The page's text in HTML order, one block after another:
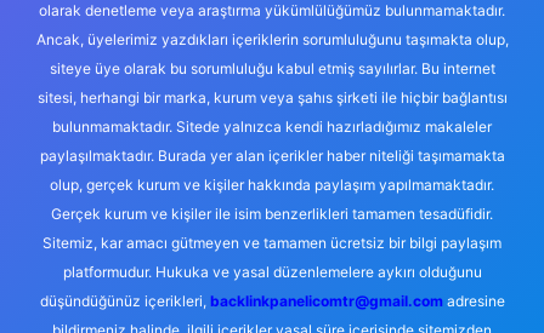
olarak denetleme veya araştırma yükümlülüğümüz bulunmamaktadır.
Ancak, üyelerimiz yazdıkları içeriklerin sorumluluğunu taşımakta olup,
siteye üye olarak bu sorumluluğu kabul etmiş sayılırlar. Bu internet
sitesi, herhangi bir marka, kurum veya şahıs şirketi ile hiçbir bağlantısı
bulunmamaktadır. Sitede yalnızca kendi hazırladığımız makaleler
paylaşılmaktadır. Burada yer alan içerikler haber niteliği taşımamakta
olup, gerçek kurum ve kişiler hakkında paylaşım yapılmamaktadır.
Gerçek kurum ve kişiler ile isim benzerlikleri tamamen tesadüfidir.
Sitemiz, kar amacı gütmeyen ve tamamen ücretsiz bir bilgi paylaşım
platformudur. Hukuka ve yasal düzenlemelere aykırı olduğunu
düşündüğünüz içerikleri, backlinkpanelicomtr@gmail.comadresine